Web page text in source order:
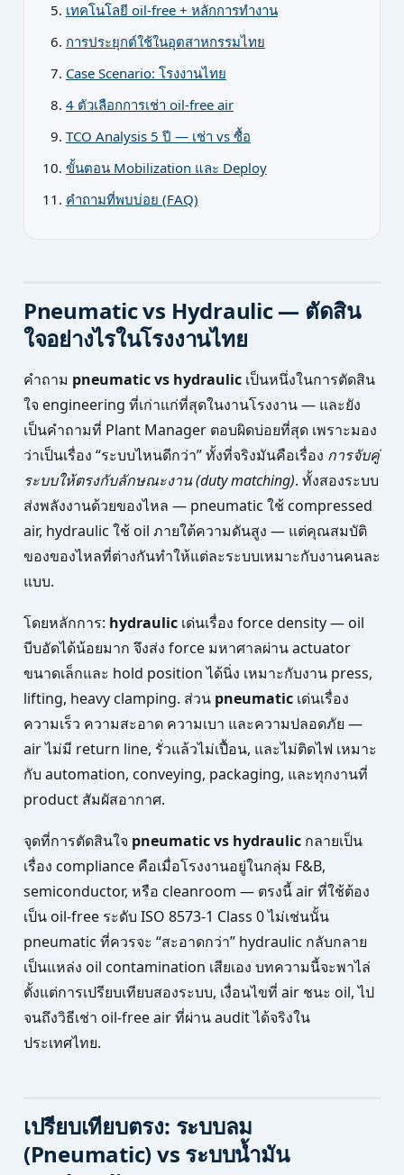
เทคโนโลยี oil-free + หลักการทำงาน
การประยุกต์ใช้ในอุตสาหกรรมไทย
Case Scenario: โรงงานไทย
4 ตัวเลือกการเช่า oil-free air
TCO Analysis 5 ปี — เช่า vs ซื้อ
ขั้นตอน Mobilization และ Deploy
คำถามที่พบบ่อย (FAQ)
Pneumatic vs Hydraulic — ตัดสิน
ใจอย่างไรในโรงงานไทย
คำถาม pneumatic vs hydraulicเป็นหนึ่งในการตัดสิน
ใจ engineering ที่เก่าแก่ที่สุดในงานโรงงาน — และยัง
เป็นคำถามที่ Plant Manager ตอบผิดบ่อยที่สุด เพราะมอง
ว่าเป็นเรื่อง “ระบบไหนดีกว่า” ทั้งที่จริงมันคือเรื่อง การจับคู่
ระบบให้ตรงกับลักษณะงาน (duty matching). ทั้งสองระบบ
ส่งพลังงานด้วยของไหล — pneumatic ใช้ compressed
air, hydraulic ใช้ oil ภายใต้ความดันสูง — แต่คุณสมบัติ
ของของไหลที่ต่างกันทำให้แต่ละระบบเหมาะกับงานคนละ
แบบ.
โดยหลักการ: hydraulicเด่นเรื่อง force density — oil
บีบอัดได้น้อยมาก จึงส่ง force มหาศาลผ่าน actuator
ขนาดเล็กและ hold position ได้นิ่ง เหมาะกับงาน press,
lifting, heavy clamping. ส่วน pneumaticเด่นเรื่อง
ความเร็ว ความสะอาด ความเบา และความปลอดภัย —
air ไม่มี return line, รั่วแล้วไม่เปื้อน, และไม่ติดไฟ เหมาะ
กับ automation, conveying, packaging, และทุกงานที่
product สัมผัสอากาศ.
จุดที่การตัดสินใจ pneumatic vs hydraulicกลายเป็น
เรื่อง compliance คือเมื่อโรงงานอยู่ในกลุ่ม F&B,
semiconductor, หรือ cleanroom — ตรงนี้ air ที่ใช้ต้อง
เป็น oil-free ระดับ ISO 8573-1 Class 0 ไม่เช่นนั้น
pneumatic ที่ควรจะ “สะอาดกว่า” hydraulic กลับกลาย
เป็นแหล่ง oil contamination เสียเอง บทความนี้จะพาไล่
ตั้งแต่การเปรียบเทียบสองระบบ, เงื่อนไขที่ air ชนะ oil, ไป
จนถึงวิธีเช่า oil-free air ที่ผ่าน audit ได้จริงใน
ประเทศไทย.
เปรียบเทียบตรง: ระบบลม
(Pneumatic) vs ระบบน้ำมัน